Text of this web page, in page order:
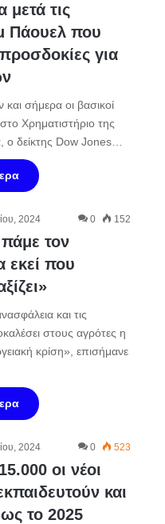
μετά τις
Πάουελ που
για
και σήμερα οι βασικοί
στο Χρηματιστήριο της
ο δείκτης Dow Jones…
2024 0 152
τον
εκεί που
και τις
στους αγρότες η
κρίση», επισήμανε
2024 0 523
οι νέοι
και
το 2025